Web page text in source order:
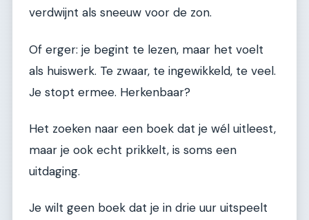
verdwijnt als sneeuw voor de zon.
Of erger: je begint te lezen, maar het voelt
als huiswerk. Te zwaar, te ingewikkeld, te veel.
Je stopt ermee. Herkenbaar?
Het zoeken naar een boek dat je wél uitleest,
maar je ook echt prikkelt, is soms een
uitdaging.
Je wilt geen boek dat je in drie uur uitspeelt